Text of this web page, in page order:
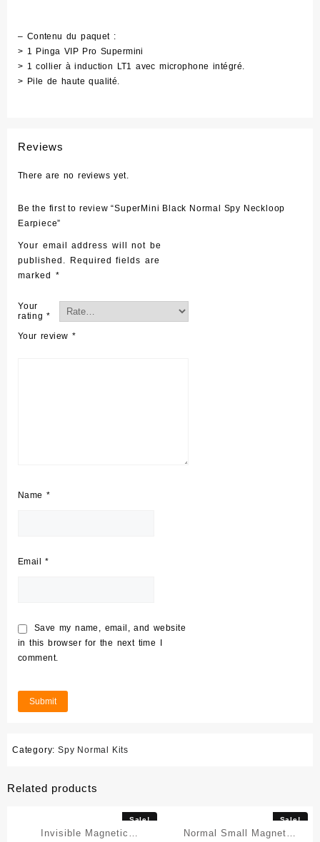
– Contenu du paquet :
> 1 Pinga VIP Pro Supermini
> 1 collier à induction LT1 avec microphone intégré.
> Pile de haute qualité.
Reviews
There are no reviews yet.
Be the first to review “SuperMini Black Normal Spy Neckloop
Earpiece”
Your email address will not be
published.
Required fields are
marked *
Your
rating *
Your review *
Name *
Email*
Save my name, email, and website
in this browser for the next time I
comment.
Category: Spy Normal Kits
Related products
Sale!
Invisible Magnetic
Sale!
Normal Small Magnet